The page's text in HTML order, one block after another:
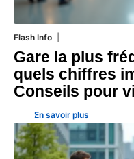
Flash Info
Gare la plus
quels chiffres
Conseils pour
En savoir plus